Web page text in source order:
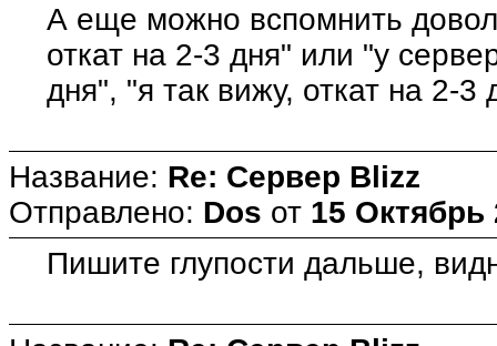
А еще можно вспомнить
откат на 2-3 дня" или "у
дня", "я так вижу, откат на 2-3
Название: Re: Сервер Blizz
Отправлено: Dos от 15 Октябрь
Пишите глупости дальше,